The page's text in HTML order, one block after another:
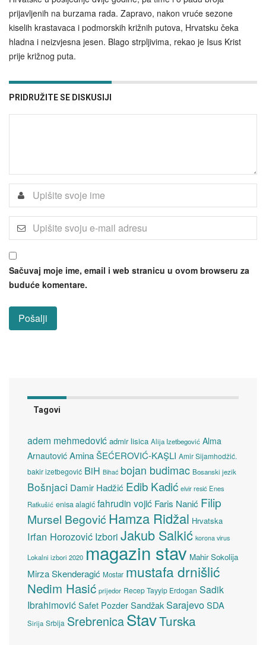
prijavljenih na burzama rada. Zapravo, nakon vruće sezone
kiselih krastavaca i podmorskih križnih putova, Hrvatsku čeka
hladna i neizvjesna jesen. Blago strpljivima, rekao je Isus Krist
prije križnog puta.
PRIDRUŽITE SE DISKUSIJI
Sačuvaj moje ime, email i web stranicu u ovom browseru za
buduće komentare.
Tagovi
adem mehmedović admir lisica Alija Izetbegović Alma
Arnautović Amina ŠEĆEROVIĆ-KAŞLI Amir Sijamhodžić.
bakir izetbegović BiH Bihać bojan budimac Bosanski jezik
Bošnjaci Damir Hadžić Edib Kadić elvir resić Enes
Ratkušić enisa alagić fahrudin vojić Faris Nanić Filip
Mursel Begović Hamza Ridžal Hrvatska
Irfan Horozović Izbori Jakub Salkić korona virus
Lokalni izbori 2020 magazin stav Mahir Sokolija
Mirza Skenderagić Mostar mustafa drnišlić
Nedim Hasić prijedor Recep Tayyip Erdogan Sadik
Ibrahimović Safet Pozder SandžakSarajevoSDA
Sirija Srbija SrebrenicaStavTurska